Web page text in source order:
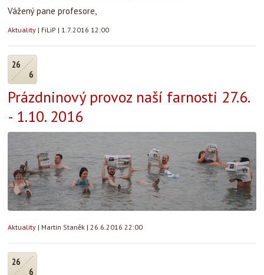
Vážený pane profesore,
Aktuality | FiLiP | 1.7.2016 12:00
26
6
Prázdninový provoz naší farnosti 27.6.
- 1.10. 2016
Aktuality | Martin Staněk | 26.6.2016 22:00
26
6